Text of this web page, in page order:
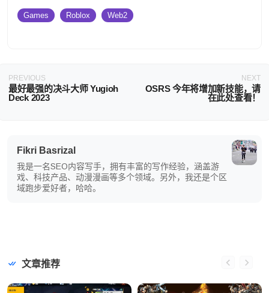
Games Roblox Web2
PREVIOUS
最好最强的决斗大师 Yugioh
Deck 2023
NEXT
OSRS 今年将增加新技能，请
在此处查看！
Fikri Basrizal
我是一名SEO内容写手，拥有丰富的写作经验，涵盖游
戏、科技产品、动漫漫画等多个领域。另外，我还是个区
域跑步爱好者，哈哈。
文章推荐